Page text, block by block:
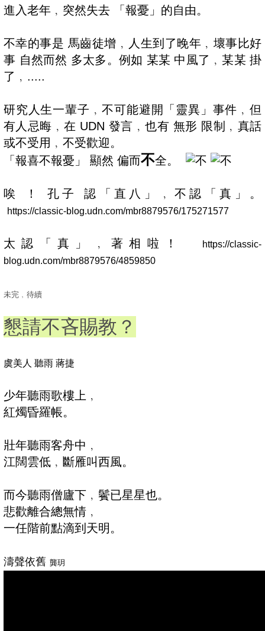
進入老年﹐突然失去 「報憂」的自由。
不幸的事是 馬齒徒增﹐人生到了晚年﹐壞事比好
事 自然而然 多太多。例如 某某 中風了﹐某某 掛
了﹐.....
研究人生一輩子﹐不可能避開「靈異」事件﹐但
有人忌晦﹐在 UDN 發言﹐也有 無形 限制﹐真話
或不受用﹐不受歡迎。
「報喜不報憂」 顯然 偏而不全。
唉 ！ 孔子 認「直八」﹐不認「真」。
https://classic-blog.udn.com/mbr8879576/175271577
太認「真」﹐著相啦！
https://classic-
blog.udn.com/mbr8879576/4859850
未完﹐待續
懇請不吝賜教？
虞美人 聽雨 蔣捷
少年聽雨歌樓上﹐
紅燭昏羅帳。
壯年聽雨客舟中﹐
江闊雲低﹐斷雁叫西風。
而今聽雨僧廬下﹐鬢已星星也。
悲歡離合總無情﹐
一任階前點滴到天明。
濤聲依舊 龔玥